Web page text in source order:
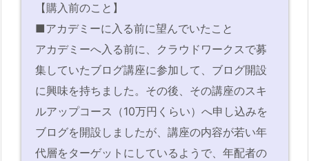
【購入前のこと】
■アカデミーに入る前に望んでいたこと
アカデミーへ入る前に、クラウドワークスで募
集していたブログ講座に参加して、ブログ開設
に興味を持ちました。その後、その講座のスキ
ルアップコース（10万円くらい）へ申し込みを
ブログを開設しましたが、講座の内容が若い年
代層をターゲットにしているようで、年配者の